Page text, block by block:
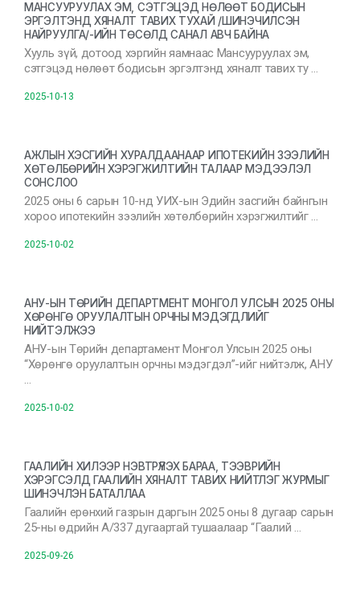
МАНСУУРУУЛАХ ЭМ, СЭТГЭЦЭД НӨЛӨӨТ БОДИСЫН
ЭРГЭЛТЭНД ХЯНАЛТ ТАВИХ ТУХАЙ /ШИНЭЧИЛСЭН
НАЙРУУЛГА/-ИЙН ТӨСӨЛД САНАЛ АВЧ БАЙНА
Хууль зүй, дотоод хэргийн яамнаас Мансууруулах эм,
сэтгэцэд нөлөөт бодисын эргэлтэнд хяналт тавих ту …
2025-10-13
АЖЛЫН ХЭСГИЙН ХУРАЛДААНААР ИПОТЕКИЙН ЗЭЭЛИЙН
ХӨТӨЛБӨРИЙН ХЭРЭГЖИЛТИЙН ТАЛААР МЭДЭЭЛЭЛ
СОНСЛОО
2025 оны 6 сарын 10-нд УИХ-ын Эдийн засгийн байнгын
хороо ипотекийн зээлийн хөтөлбөрийн хэрэгжилтийг …
2025-10-02
АНУ-ЫН ТӨРИЙН ДЕПАРТМЕНТ МОНГОЛ УЛСЫН 2025 ОНЫ
ХӨРӨНГӨ ОРУУЛАЛТЫН ОРЧНЫ МЭДЭГДЛИЙГ
НИЙТЭЛЖЭЭ
АНУ-ын Төрийн департамент Монгол Улсын 2025 оны
“Хөрөнгө оруулалтын орчны мэдэгдэл”-ийг нийтэлж, АНУ
…
2025-10-02
ГААЛИЙН ХИЛЭЭР НЭВТРҮҮЛЭХ БАРАА, ТЭЭВРИЙН
ХЭРЭГСЭЛД ГААЛИЙН ХЯНАЛТ ТАВИХ НИЙТЛЭГ ЖУРМЫГ
ШИНЭЧЛЭН БАТАЛЛАА
Гаалийн ерөнхий газрын даргын 2025 оны 8 дугаар сарын
25-ны өдрийн А/337 дугаартай тушаалаар “Гаалий …
2025-09-26